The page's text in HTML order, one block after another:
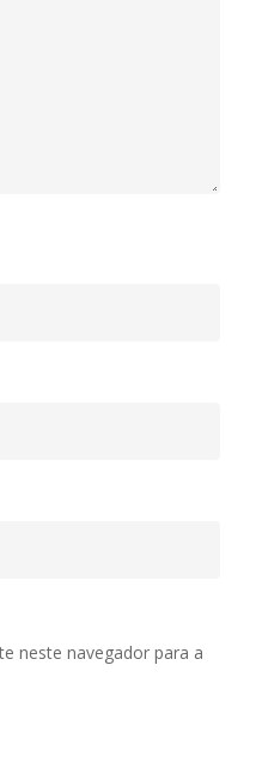
neste navegador para a